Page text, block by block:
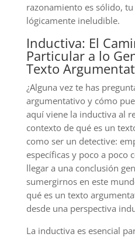
razonamiento es sólido,
lógicamente ineludible.
Inductiva: El
Particular a lo
Texto
¿Alguna vez te has
argumentativo y cómo
aquí viene la inductiva al
contexto de qué es un
como ser un detective:
específicas y poco a poco
llegar a una conclusión
sumergirnos en este
qué es un texto
desde una perspectiva
La inductiva es esencial